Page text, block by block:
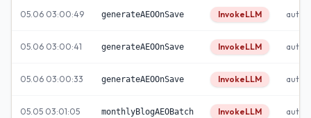
05.06 03:00:49 generateAEOOnSave InvokeLLM
05.06 03:00:41 generateAEOOnSave InvokeLLM
05.06 03:00:33 generateAEOOnSave InvokeLLM
05.05 03:01:05 monthlyBlogAEOBatch InvokeLLM